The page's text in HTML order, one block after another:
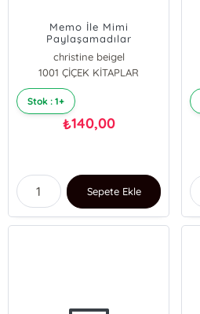
Memo İle Mimi
Paylaşamadılar
christine beigel
1001 ÇİÇEK KİTAPLAR
Stok : 1+
₺140,00
Sepete Ekle